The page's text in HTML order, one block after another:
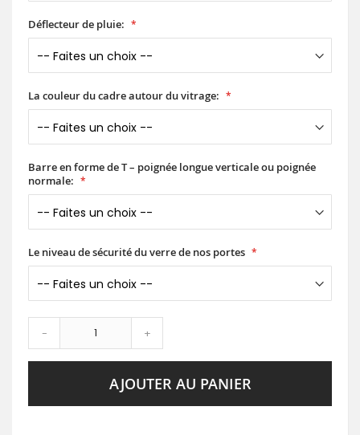
Déflecteur de pluie:
La couleur du cadre autour du vitrage:
Barre en forme de T – poignée longue verticale ou poignée
normale:
Le niveau de sécurité du verre de nos portes
- +
AJOUTER AU PANIER